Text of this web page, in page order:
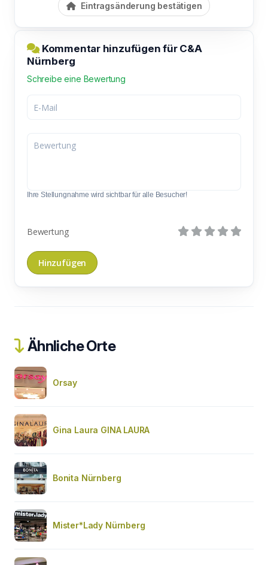
Eintragsänderung bestätigen
Kommentar hinzufügen für C&A
Nürnberg
Schreibe eine Bewertung
Ihre Stellungnahme wird sichtbar für alle Besucher!
Bewertung
Ähnliche Orte
Orsay
Gina Laura GINA LAURA
Bonita Nürnberg
Mister*Lady Nürnberg